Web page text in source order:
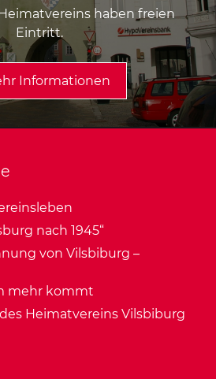
haben freien
Eintritt.
Informationen
nach 1945“
von Vilsbiburg –
mehr kommt
Heimatvereins Vilsbiburg